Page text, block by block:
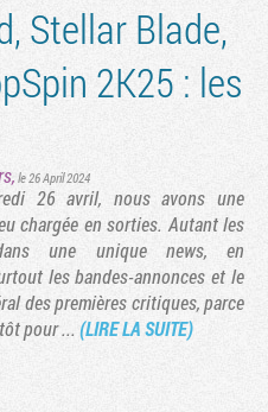
Stellar Blade,
2K25 : les
, le 26 April 2024
26 avril, nous avons une
chargée en sorties. Autant les
une unique news, en
les bandes-annonces et le
des premières critiques, parce
pour ... (LIRE LA SUITE)